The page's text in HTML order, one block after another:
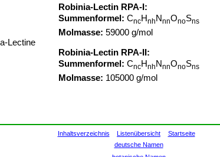
Lectine
Robinia-Lectin RPA-I:
Summenformel: CncHnh NnnOnoSns
Molmasse: 59000 g/mol
Robinia-Lectin RPA-II:
Summenformel: CncHnh NnnOnoSns
Molmasse: 105000 g/mol
Inhaltsverzeichnis Listenübersicht
Startseite
deutsche Namen